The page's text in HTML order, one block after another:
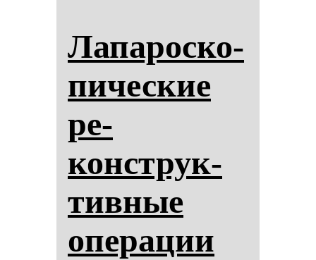
Ла­па­рос­ко­
пи­чес­кие
ре­
конструк­
тив­ные
опе­ра­ции